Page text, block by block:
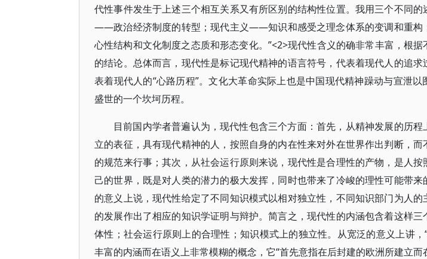
代性事件发生于上述三个相互关系又有所区别的结构性位置。我用三个不同
——政治经济制度的转型；现代主义――知识和感受之理念体系的变调和重
心性结构和文化制度之态质和形态变化。”<2>现代性含义的确非常丰富，根
的结论。总体而言，现代性是标记现代精神的语言符号，代表着现代人的追
表着现代人的“心路历程”。文化大革命实际上也是中国现代精神躁动与宣泄
盛世的一个坎坷历程。
目前国内学者普遍认为，现代性包含三个方面：首先，从精神发展的历
立的表征，具有现代精神的人，按照自身的内在性来对外在世界作出判断，
的规范来行事；其次，从社会运行原则来说，现代性是合理性的产物，是人按
己的世界，既是对人类的潜力的极大发挥，同时也带来了冷峻的理性可能带
的意义上说，现代性给定了不同知识模式以相对独立性，不同知识部门为人
的发展作出了相应的知识学证明与辩护。简言之，现代性的内涵包含着这样
体性；社会运行原则上的合理性；知识模式上的独立性。从宽泛的意义上讲，
丰富的内涵而在语义上非常模糊的概念，它“首先意指在后封建的欧洲所建立